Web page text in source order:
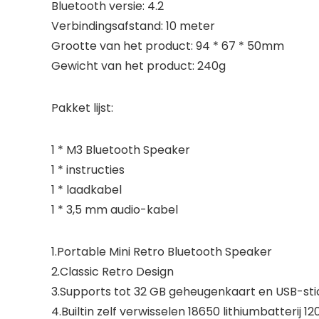
Bluetooth versie: 4.2
Verbindingsafstand: 10 meter
Grootte van het product: 94 * 67 * 50mm
Gewicht van het product: 240g
Pakket lijst:
1 * M3 Bluetooth Speaker
1 * instructies
1 * laadkabel
1 * 3,5 mm audio-kabel
1.Portable Mini Retro Bluetooth Speaker
2.Classic Retro Design
3.Supports tot 32 GB geheugenkaart en USB-
4.Builtin zelf verwisselen 18650 lithiumbatterij